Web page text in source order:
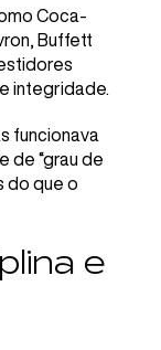
Coca-
Buffett
integridade.
funcionava
de “grau de
do que o
e